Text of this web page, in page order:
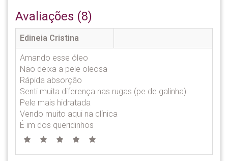
Avaliações (8)
Edineia Cristina
Amando esse óleo
Não deixa a pele oleosa
Rápida absorção
Senti muita diferença nas rugas (pe de galinha)
Pele mais hidratada
Vendo muito aqui na clínica
É im dos queridinhos